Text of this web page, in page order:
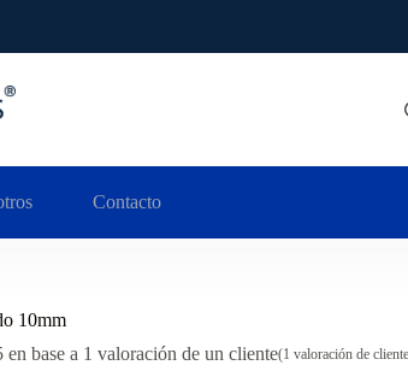
Contacto
10mm
base a 1 valoración de un cliente(1 valoración de